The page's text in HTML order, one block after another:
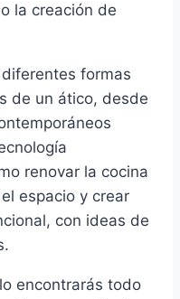
la creación de
formas
de un ático, desde
renovar la cocina
espacio y crear
con ideas de
encontrarás todo